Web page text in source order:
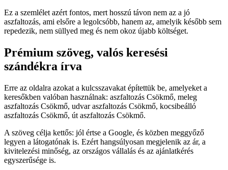
Ez a szemlélet azért fontos, mert hosszú távon nem az a jó
aszfaltozás, ami elsőre a legolcsóbb, hanem az, amelyik később sem
repedezik, nem süllyed meg és nem okoz újabb költséget.
Prémium szöveg, valós keresési
szándékra írva
Erre az oldalra azokat a kulcsszavakat építettük be, amelyeket a
keresőkben valóban használnak: aszfaltozás Csökmő, meleg
aszfaltozás Csökmő, udvar aszfaltozás Csökmő, kocsibeálló
aszfaltozás Csökmő, út aszfaltozás Csökmő.
A szöveg célja kettős: jól értse a Google, és közben meggyőző
legyen a látogatónak is. Ezért hangsúlyosan megjelenik az ár, a
kivitelezési minőség, az országos vállalás és az ajánlatkérés
egyszerűsége is.